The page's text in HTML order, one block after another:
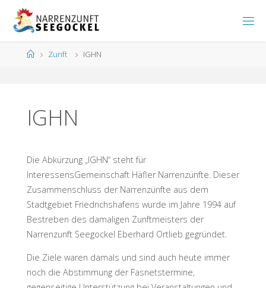
Inhalt
springen
NZU
NFT
SEE
GOC
K EL
FR IE
DRI
StartZunft IGHN
IGHN
Die Abkürzung „IGHN“ steht für
InteressensGemeinschaft Häfler Narrenzünfte. Dieser
Zusammenschluss der Narrenzünfte aus dem
Stadtgebiet Friedrichshafens wurde im Jahre 1994 auf
Bestreben des damaligen Zunftmeisters der
Narrenzunft Seegockel Eberhard Ortlieb gegründet.
Die Ziele waren damals und sind auch heute immer
noch die Abstimmung der Fasnetstermine,